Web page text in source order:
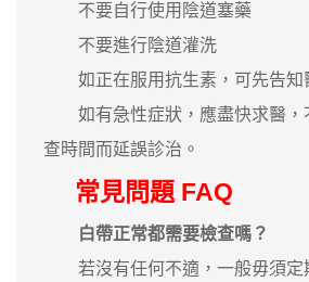
不要自行使用陰道塞藥
不要進行陰道灌洗
如正在服用抗生素，可先告知
如有急性症狀，應盡快求醫，
查時間而延誤診治。
常見問題 FAQ
白帶正常都需要檢查嗎？
若沒有任何不適，一般毋須定